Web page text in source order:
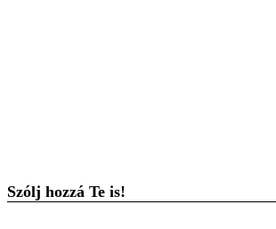
Szólj hozzá Te is!